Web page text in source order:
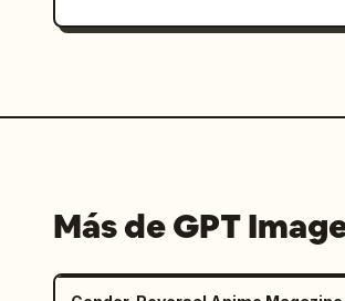
espaciado
notes":"composición
equilibrado por la
derecha, amplio
Más de GPT